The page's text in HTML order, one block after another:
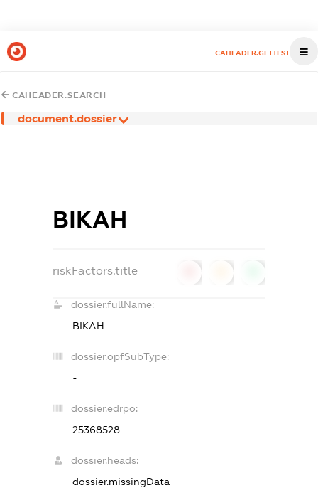
CAHEADER.GETTEST
CAHEADER.SEARCH
document.dossier
ВІКАН
riskFactors.title
dossier.fullName:
ВІКАН
dossier.opfSubType:
-
dossier.edrpo:
25368528
dossier.heads:
dossier.missingData